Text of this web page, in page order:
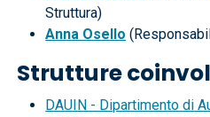
Struttura)
Anna Osello
Strutture
DAUIN - Dipartimento di